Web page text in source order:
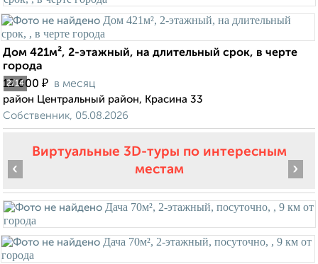
2/14
Дом 421м², 2-этажный, на длительный срок, в черте
города
12 000 ₽ в месяц
район Центральный район, Красина 33
Собственник, 05.08.2026
Виртуальные 3D-туры по интересным
местам
‹ ›